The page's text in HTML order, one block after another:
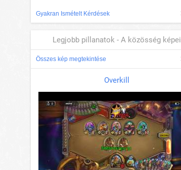
Gyakran Ismételt Kérdések
Legjobb pillanatok - A közösség képei
Összes kép megtekintése
Overkill